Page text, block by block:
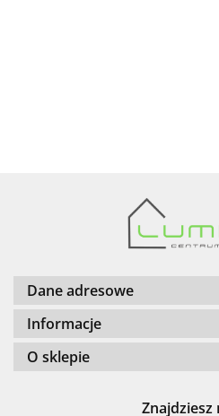
Dane adresowe
Informacje
O sklepie
Znajdziesz